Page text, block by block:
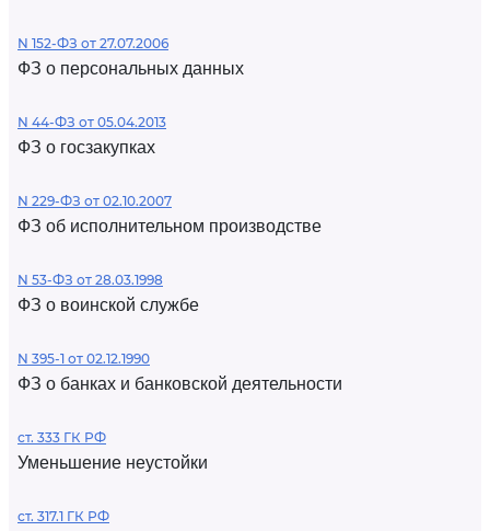
N 152-ФЗ от 27.07.2006
ФЗ о персональных данных
N 44-ФЗ от 05.04.2013
ФЗ о госзакупках
N 229-ФЗ от 02.10.2007
ФЗ об исполнительном производстве
N 53-ФЗ от 28.03.1998
ФЗ о воинской службе
N 395-1 от 02.12.1990
ФЗ о банках и банковской деятельности
ст. 333 ГК РФ
Уменьшение неустойки
ст. 317.1 ГК РФ